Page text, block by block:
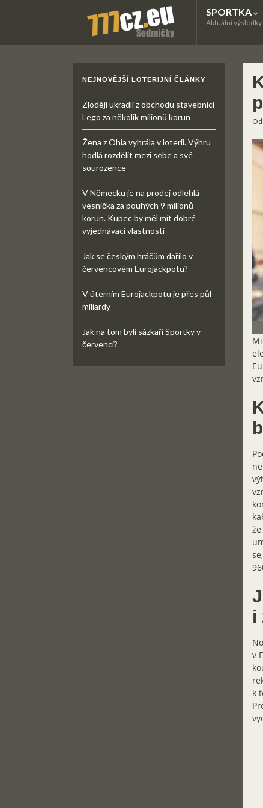
SPORTKA
Aktuální výsledky
Od
i
v
k
NEJNOVĚJŠÍ LOTERIJNÍ ČLÁNKY
Zloději ukradli z obchodu stavebnici
Lego za několik milionů korun
Žena z Ohia vyhrála v loterii. Výhru
hodlá rozdělit mezi sebe a své
sourozence
V Německu je na prodej odlehlá
vesnička za pouhých 9 milionů
korun. Kupec by měl mít dobré
vyjednávací vlastnosti
Jak se českým hráčům dařilo v
červencovém Eurojackpotu?
V úterním Eurojackpotu je přes půl
miliardy
Jak na tom byli sázkaři Sportky v
červenci?